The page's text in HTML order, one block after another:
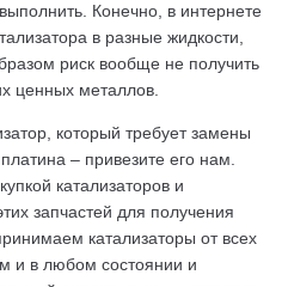
Конечно, в интернете
в разные жидкости,
риск вообще не получить
ценных металлов.
который требует замены
– привезите его нам.
катализаторов и
запчастей для получения
катализаторы от всех
и в любом состоянии и